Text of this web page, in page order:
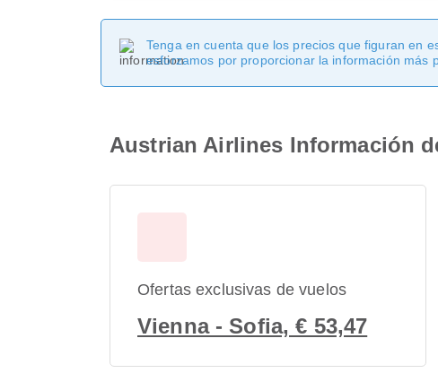
Tenga en cuenta que los precios que figuran en
esforzamos por proporcionar la información más
Austrian Airlines Información
Ofertas exclusivas de vuelos
Vienna - Sofia, € 53,47